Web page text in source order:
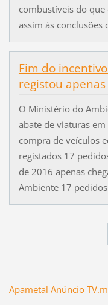
combustíveis do
assim às conclusões
Fim do
registou
O Ministério do
abate de viaturas
compra de veículos
registados 17
de 2016 apenas
Ambiente 17
Apametal Anúncio